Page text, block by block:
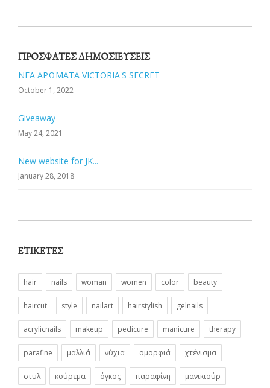
ΠΡΌΣΦΑΤΕΣ ΔΗΜΟΣΙΕΎΣΕΙΣ
ΝΕΑ ΑΡΩΜΑΤΑ VICTORIA'S SECRET
October 1, 2022
Giveaway
May 24, 2021
New website for JK...
January 28, 2018
ΕΤΙΚΈΤΕΣ
hair nails woman women color beauty
haircut style nailart hairstylish gelnails
acrylicnails makeup pedicure manicure therapy
parafine μαλλιά νύχια ομορφιά χτένισμα
στυλ κούρεμα όγκος παραφίνη μανικιούρ